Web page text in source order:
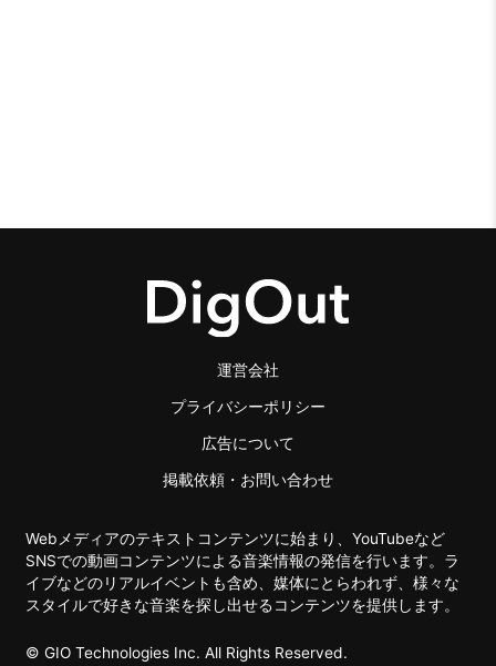
運営会社
プライバシーポリシー
広告について
掲載依頼・お問い合わせ
Webメディアのテキストコンテンツに始まり、YouTubeなど
SNSでの動画コンテンツによる音楽情報の発信を行います。ラ
イブなどのリアルイベントも含め、媒体にとらわれず、様々な
スタイルで好きな音楽を探し出せるコンテンツを提供します。
© GIO Technologies Inc. All Rights Reserved.